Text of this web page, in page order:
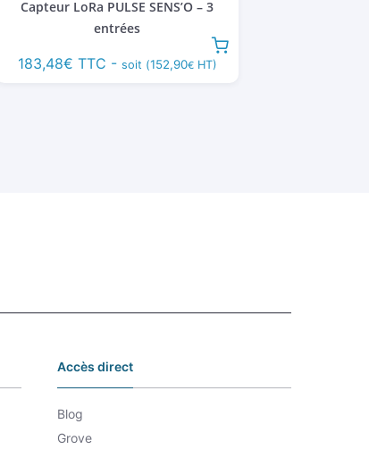
Capteur LoRa PULSE SENS’O – 3
entrées
183,48€ TTC - soit (152,90€HT)
Accès direct
Blog
Grove